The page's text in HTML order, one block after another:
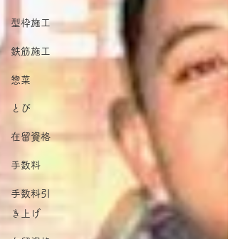
型枠施工
鉄筋施工
惣菜
とび
在留資格
手数料
手数料引
き上げ